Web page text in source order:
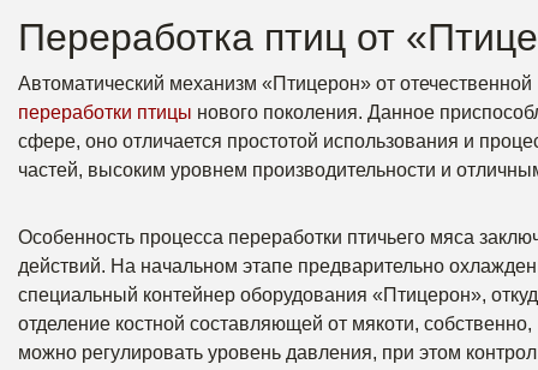
Переработка птиц от
Автоматический механизм «Птицерон» от
переработки птицы нового поколения. Данное
сфере, оно отличается простотой использования и
частей, высоким уровнем производительности и
Особенность процесса переработки птичьего мяса
действий. На начальном этапе предварительно
специальный контейнер оборудования «Птицерон»,
отделение костной составляющей от мякоти,
можно регулировать уровень давления, при этом